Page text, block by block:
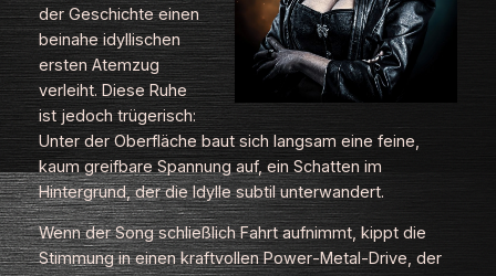
der Geschichte einen
beinahe idyllischen
ersten Atemzug
verleiht. Diese Ruhe
ist jedoch trügerisch:
Unter der Oberfläche baut sich langsam eine feine,
kaum greifbare Spannung auf, ein Schatten im
Hintergrund, der die Idylle subtil unterwandert.
Wenn der Song schließlich Fahrt aufnimmt, kippt die
Stimmung in einen kraftvollen Power‑Metal‑Drive, der